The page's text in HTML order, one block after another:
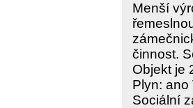
Menší
činnost.
Objekt je
Plyn: ano
Sociální